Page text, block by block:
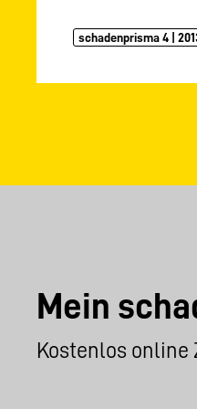
schadenprisma 4 |
Mein
Kostenlos